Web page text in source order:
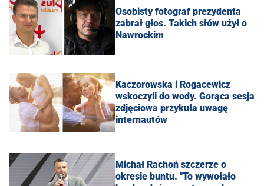
Osobisty fotograf prezydenta
zabrał głos. Takich słów użył o
Nawrockim
Kaczorowska i Rogacewicz
wskoczyli do wody. Gorąca sesja
zdjęciowa przykuła uwagę
internautów
Michał Rachoń szczerze o
okresie buntu. "To wywołało